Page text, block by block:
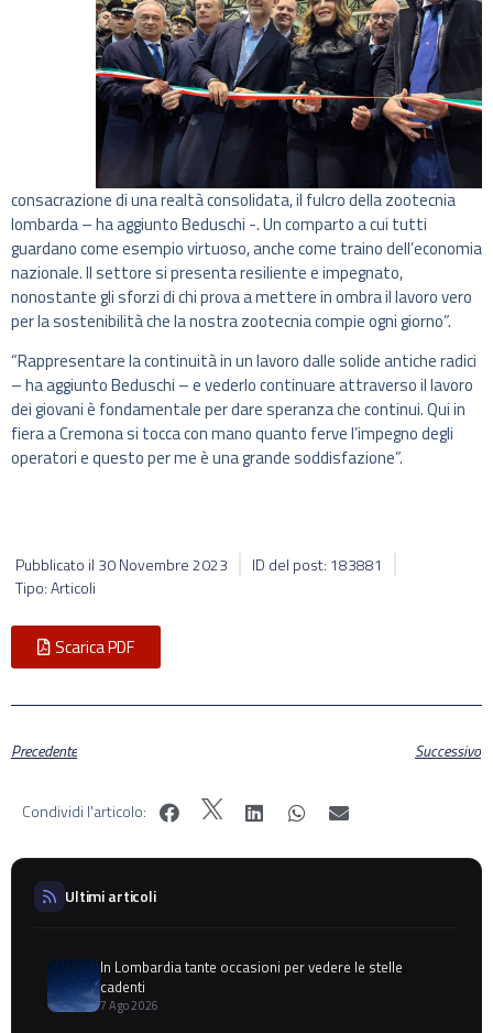
consacrazione di una realtà consolidata, il fulcro della zootecnia
lombarda – ha aggiunto Beduschi -. Un comparto a cui tutti
guardano come esempio virtuoso, anche come traino dell’economia
nazionale. Il settore si presenta resiliente e impegnato,
nonostante gli sforzi di chi prova a mettere in ombra il lavoro vero
per la sostenibilità che la nostra zootecnia compie ogni giorno”.
“Rappresentare la continuità in un lavoro dalle solide antiche radici
– ha aggiunto Beduschi – e vederlo continuare attraverso il lavoro
dei giovani è fondamentale per dare speranza che continui. Qui in
fiera a Cremona si tocca con mano quanto ferve l’impegno degli
operatori e questo per me è una grande soddisfazione”.
Pubblicato il 30 Novembre 2023
ID del post: 183881
Tipo: Articoli
Scarica PDF
Precedente Successivo
Condividi l'articolo:
Ultimi articoli
In Lombardia tante occasioni per vedere le stelle
cadenti
7 Ago 2026